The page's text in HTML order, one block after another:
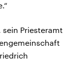
Priesteramt